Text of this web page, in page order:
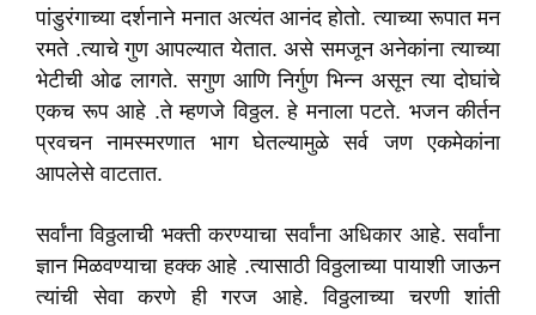
पांडुरंगाच्या दर्शनाने मनात अत्यंत आनंद होतो. त्याच्या रूपात मन
रमते .त्याचे गुण आपल्यात येतात. असे समजून अनेकांना त्याच्या
भेटीची ओढ लागते. सगुण आणि निर्गुण भिन्न असून त्या दोघांचे
एकच रूप आहे .ते म्हणजे विठ्ठल. हे मनाला पटते. भजन कीर्तन
प्रवचन नामस्मरणात भाग घेतल्यामुळे सर्व जण एकमेकांना
आपलेसे वाटतात.
सर्वांना विठ्ठलाची भक्ती करण्याचा सर्वांना अधिकार आहे. सर्वांना
ज्ञान मिळवण्याचा हक्क आहे .त्यासाठी विठ्ठलाच्या पायाशी जाऊन
त्यांची सेवा करणे ही गरज आहे. विठ्ठलाच्या चरणी शांती